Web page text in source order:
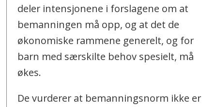
deler intensjonene i forslagene om at
bemanningen må opp, og at det de
økonomiske rammene generelt, og for
barn med særskilte behov spesielt, må
økes.
De vurderer at bemanningsnorm ikke er